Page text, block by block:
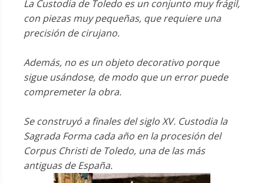
La Custodia de Toledo es un conjunto muy frágil,
con piezas muy pequeñas, que requiere una
precisión de cirujano.
Además, no es un objeto decorativo porque
sigue usándose, de modo que un error puede
compremeter la obra.
Se construyó a finales del siglo XV. Custodia la
Sagrada Forma cada año en la procesión del
Corpus Christi de Toledo, una de las más
antiguas de España.